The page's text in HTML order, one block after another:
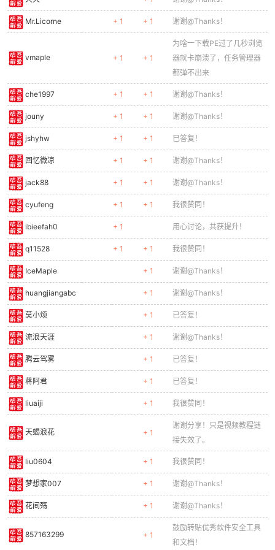
Mr.Licorne + 1 + 1 谢谢@Thanks！
vmaple + 1 + 1
为啥一下载PE过了几秒浏览
器就卡崩溃了，任务管理器
都弹不出来
che1997 + 1 + 1 谢谢@Thanks！
jouny + 1 + 1 谢谢@Thanks！
jshyhw + 1 + 1 已答复！
回忆微凉 + 1 + 1 谢谢@Thanks！
jack88 + 1 + 1 谢谢@Thanks！
cyufeng + 1 + 1 我很赞同！
ibieefah0 + 1 用心讨论，共获提升！
q11528 + 1 + 1 我很赞同！
IceMaple + 1 谢谢@Thanks！
huangjiangabc + 1 谢谢@Thanks！
莫小烦 + 1 已答复！
流浪天涯 + 1 谢谢@Thanks！
腾云驾雾 + 1 已答复！
蒋阿君 + 1 已答复！
liuaiji + 1 我很赞同！
天蝎浪花 + 1
谢谢分享！只是视频教程链
接失效了。
liu0604 + 1 我很赞同！
梦想家007 + 1 谢谢@Thanks！
花间殇 + 1 谢谢@Thanks！
857163299 + 1
鼓励转贴优秀软件安全工具
和文档！